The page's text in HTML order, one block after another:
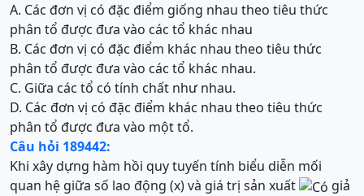
A. Các đơn vị có đặc điểm giống nhau theo tiêu thức
phân tổ được đưa vào các tổ khác nhau
B. Các đơn vị có đặc điểm khác nhau theo tiêu thức
phân tổ được đưa vào các tổ khác nhau.
C. Giữa các tổ có tính chất như nhau.
D. Các đơn vị có đặc điểm khác nhau theo tiêu thức
phân tổ được đưa vào một tổ.
Câu hỏi 189442:
Khi xây dựng hàm hồi quy tuyến tính biểu diễn mối
quan hệ giữa số lao động (x) và giá trị sản xuất
giả